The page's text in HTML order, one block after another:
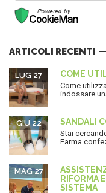
ARTICOLI RECENTI
COME
LUG 27
Come
indossare
SANDALI
GIU 22
Stai
Farma
RIFORMA
SISTEMA
MAG 27